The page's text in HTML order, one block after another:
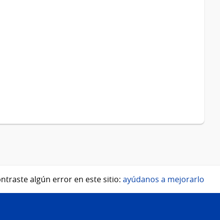
algún error en este sitio: ayúdanos a mejorarlo